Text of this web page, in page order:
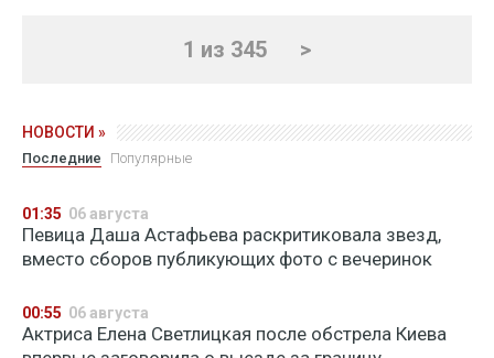
1 из 345 >
НОВОСТИ »
Последние Популярные
01:35 06 августа
Певица Даша Астафьева раскритиковала звезд,
вместо сборов публикующих фото с вечеринок
00:55 06 августа
Актриса Елена Светлицкая после обстрела Киева